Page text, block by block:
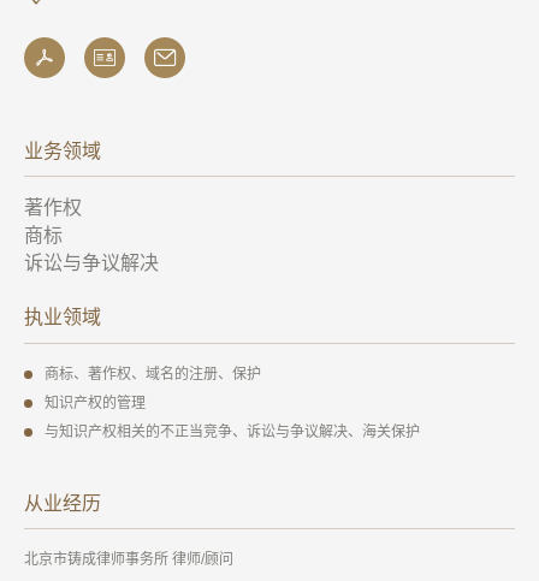
业务领域
著作权
商标
诉讼与争议解决
执业领域
商标、著作权、域名的注册、保护
知识产权的管理
与知识产权相关的不正当竞争、诉讼与争议解决、海关保护
从业经历
北京市铸成律师事务所 律师/顾问